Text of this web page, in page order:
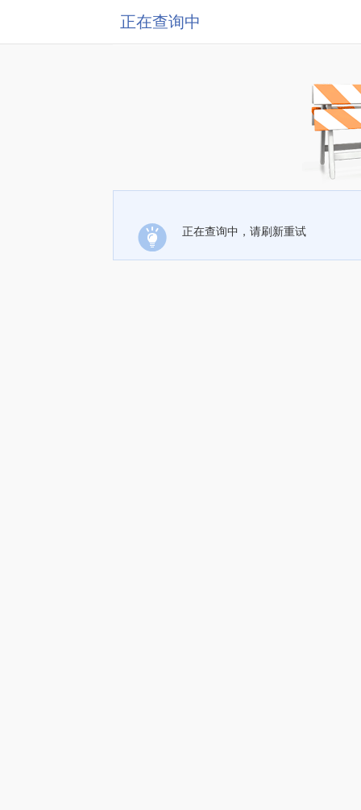
正在查询中
正在查询中，请刷新重试